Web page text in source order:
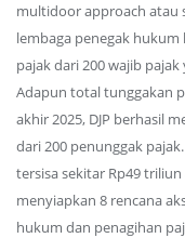
multidoor approach atau
lembaga penegak hukum
pajak dari 200 wajib
Adapun total tunggakan
akhir 2025, DJP berhasil
dari 200 penunggak
tersisa sekitar Rp49
menyiapkan 8 rencana
hukum dan penagihan